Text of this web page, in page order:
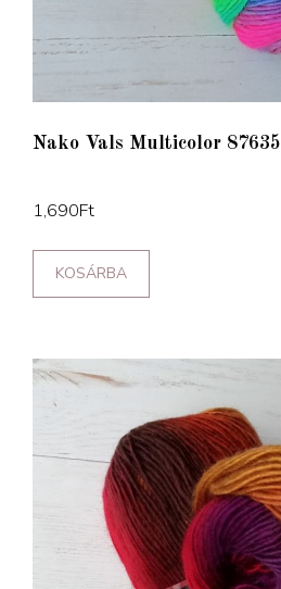
Nako Vals Multicolor 87635
1,690Ft
KOSÁRBA